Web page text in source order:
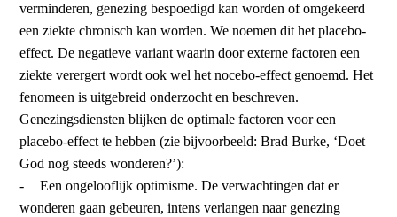
verminderen, genezing bespoedigd kan worden of omgekeerd
een ziekte chronisch kan worden. We noemen dit het placebo-
effect. De negatieve variant waarin door externe factoren een
ziekte verergert wordt ook wel het nocebo-effect genoemd. Het
fenomeen is uitgebreid onderzocht en beschreven.
Genezingsdiensten blijken de optimale factoren voor een
placebo-effect te hebben (zie bijvoorbeeld: Brad Burke, ‘Doet
God nog steeds wonderen?’):
-
Een ongelooflijk optimisme. De verwachtingen dat er
wonderen gaan gebeuren, intens verlangen naar genezing